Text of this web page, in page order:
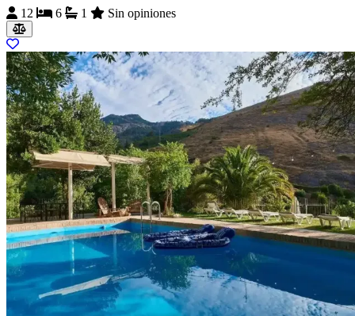
12
6 1 Sin opiniones